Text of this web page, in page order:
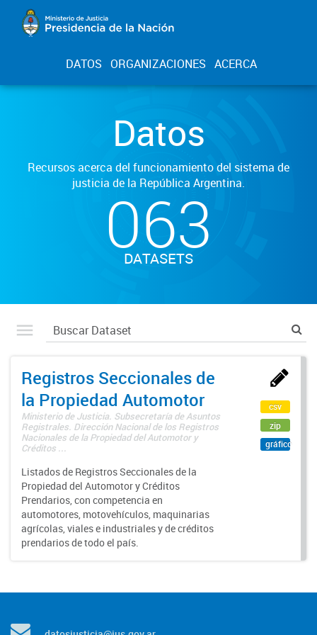
DATOS ORGANIZACIONES ACERCA
Datos
Recursos acerca del funcionamiento del sistema de
justicia de la República Argentina.
063
DATASETS
Registros Seccionales de
la Propiedad Automotor
Ministerio de Justicia. Subsecretaría de Asuntos
Registrales. Dirección Nacional de los Registros
Nacionales de la Propiedad del Automotor y
Créditos ...
Listados de Registros Seccionales de la
Propiedad del Automotor y Créditos
Prendarios, con competencia en
automotores, motovehículos, maquinarias
agrícolas, viales e industriales y de créditos
prendarios de todo el país.
csv
zip
gráfico